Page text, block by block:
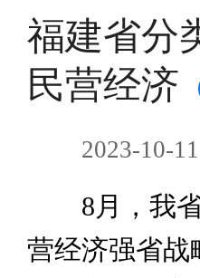
福建省分
民营经济
2023-10-
8月，我省
营经济强省战